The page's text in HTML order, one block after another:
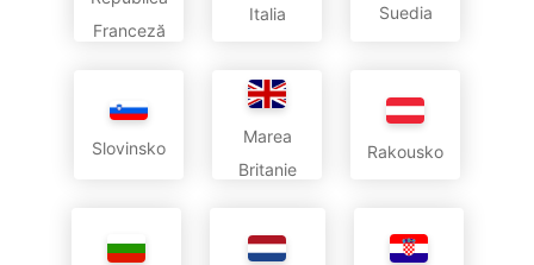
Franceză
Italia Suedia
Slovinsko
Marea
Britanie
Rakousko